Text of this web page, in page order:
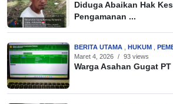
Diduga Abaikan Hak
Pengamanan ...
BERITA UTAMA HUKUM
Maret 4, 2026 / 93 views
Warga Asahan Gugat